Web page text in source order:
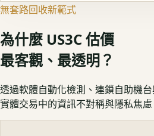
無套路回收新範式
為什麼 US3C 估價
最客觀、最透明？
透過軟體自動化檢測、連鎖自助機
實體交易中的資訊不對稱與隱私焦慮